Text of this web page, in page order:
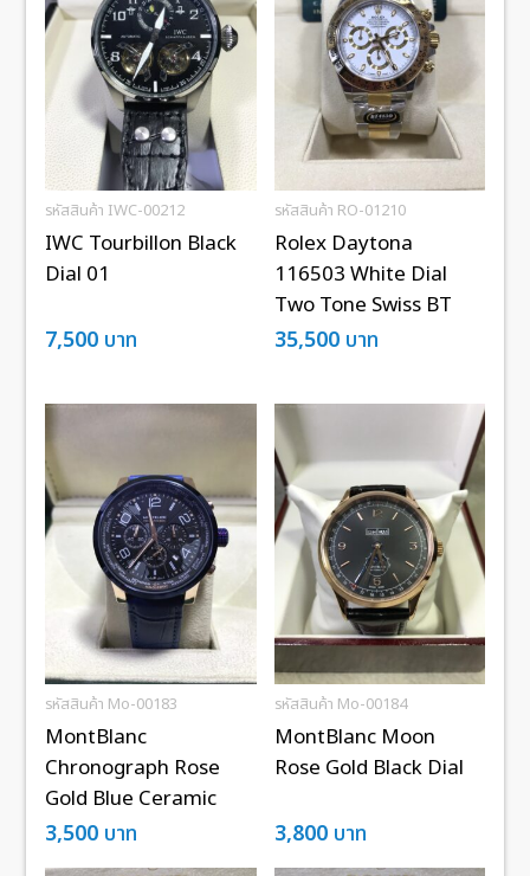
รหัสสินค้า IWC-00212
IWC Tourbillon Black
Dial 01
7,500 บาท
รหัสสินค้า RO-01210
Rolex Daytona
116503 White Dial
Two Tone Swiss BT
35,500 บาท
รหัสสินค้า Mo-00183
MontBlanc
Chronograph Rose
Gold Blue Ceramic
3,500 บาท
รหัสสินค้า Mo-00184
MontBlanc Moon
Rose Gold Black Dial
3,800 บาท